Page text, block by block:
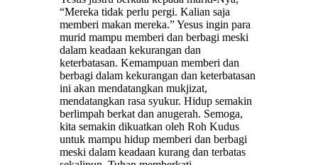
“Mereka tidak perlu pergi. Kalian saja
memberi makan mereka.” Yesus ingin para
murid mampu memberi dan berbagi meski
dalam keadaan kekurangan dan
keterbatasan. Kemampuan memberi dan
berbagi dalam kekurangan dan keterbatasan
ini akan mendatangkan mukjizat,
mendatangkan rasa syukur. Hidup semakin
berlimpah berkat dan anugerah. Semoga,
kita semakin dikuatkan oleh Roh Kudus
untuk mampu hidup memberi dan berbagi
meski dalam keadaan kurang dan terbatas